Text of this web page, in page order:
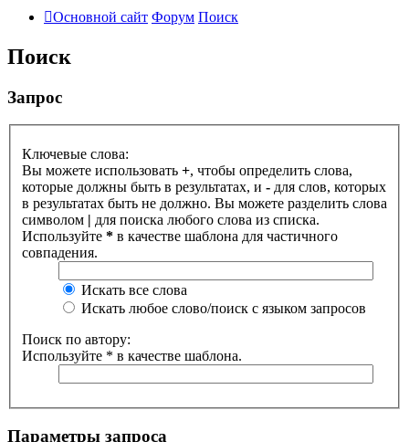
Основной сайт Форум Поиск
Поиск
Запрос
Ключевые слова:
Вы можете использовать +, чтобы определить слова,
которые должны быть в результатах, и - для слов, которых
в результатах быть не должно. Вы можете разделить слова
символом | для поиска любого слова из списка.
Используйте * в качестве шаблона для частичного
совпадения.
Искать все слова
Искать любое слово/поиск с языком запросов
Поиск по автору:
Используйте * в качестве шаблона.
Параметры запроса